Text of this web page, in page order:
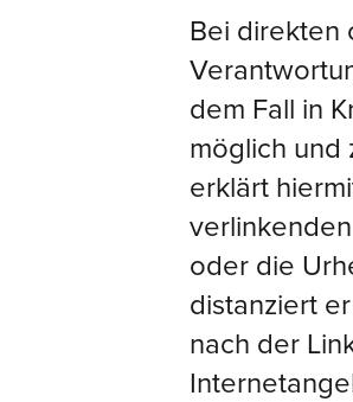
Bei direkten
dem Fall in
möglich und
erklärt
oder die
distanziert
nach der